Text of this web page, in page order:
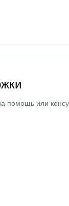
помощь или